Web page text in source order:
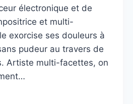
électronique et de
et multi-
exorcise ses douleurs à
pudeur au travers de
Artiste multi-facettes, on